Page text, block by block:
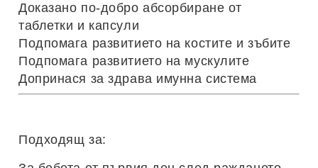
Доказано по-добро абсорбиране от
таблетки и капсули
Подпомага развитието на костите и зъбите
Подпомага развитието на мускулите
Допринася за здрава имунна система
Подходящ за: